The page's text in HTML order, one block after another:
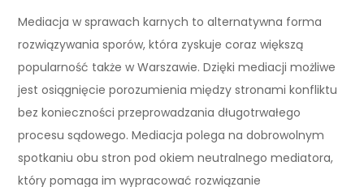
Mediacja w sprawach karnych to alternatywna forma
rozwiązywania sporów, która zyskuje coraz większą
popularność także w Warszawie. Dzięki mediacji możliwe
jest osiągnięcie porozumienia między stronami konfliktu
bez konieczności przeprowadzania długotrwałego
procesu sądowego. Mediacja polega na dobrowolnym
spotkaniu obu stron pod okiem neutralnego mediatora,
który pomaga im wypracować rozwiązanie